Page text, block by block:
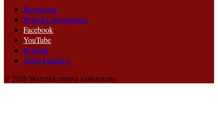
Regulamin
Polityka prywatności
Facebook
YouTube
Kontakt
Statut Fundacji
© 2026 Wszelkie prawa zastrzeżone.